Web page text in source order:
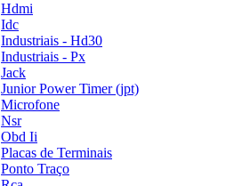
Hdmi
Idc
Industriais - Hd30
Industriais - Px
Jack
Junior Power Timer (jpt)
Microfone
Nsr
Obd Ii
Placas de Terminais
Ponto Traço